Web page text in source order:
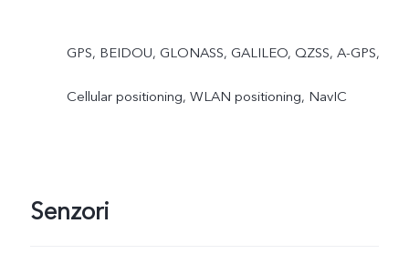
GPS, BEIDOU, GLONASS, GALILEO, QZSS, A-GPS,
Cellular positioning, WLAN positioning, NavIC
Senzori